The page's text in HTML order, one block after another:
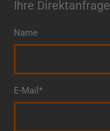
Ihre Direktanfrage
Name
E-Mail*